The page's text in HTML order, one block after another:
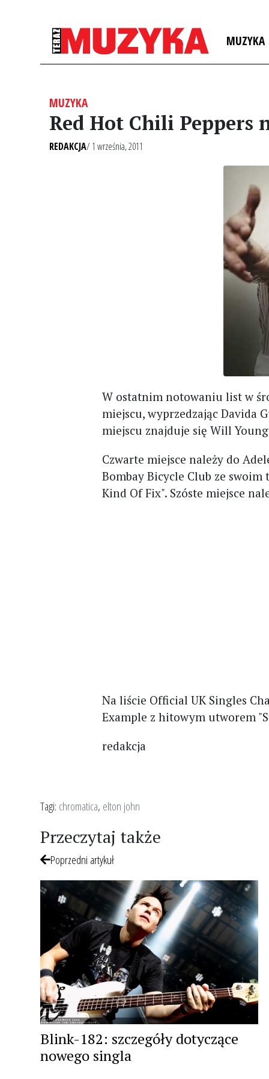
MUZYKA
MUZYKA
Red Hot Chili Peppers
REDAKCJA/ 1 września, 2011
W ostatnim notowaniu list w
miejscu, wyprzedzając Davida
miejscu znajduje się Will
Czwarte miejsce należy do
Bombay Bicycle Club ze
Kind Of Fix". Szóste miejsce
Na liście Official UK Singles
Example z hitowym utworem
redakcja
Tagi: chromatica, elton john
Przeczytaj także
Poprzedni artykuł
Blink-182: szczegóły dotyczące
nowego singla